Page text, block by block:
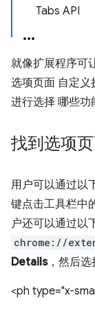
Tabs API
就像扩展程序可
选项页面 自定义
进行选择 哪些
找到选项
用户可以通过以
键点击工具栏中
户还可以通过以
chrome://
Details，然后选
<ph type="x-